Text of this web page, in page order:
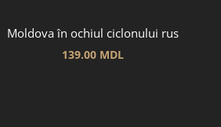
Moldova în ochiul ciclonului rus
139.00 MDL